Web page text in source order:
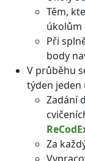
Těm,
úkolům
Při
body
V průběhu
týden jeden
Zadání
Za